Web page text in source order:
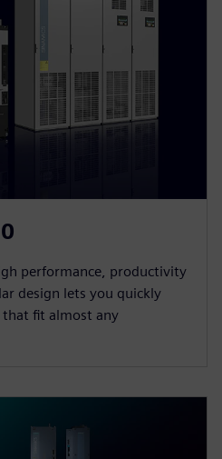
performance, productivity
design lets you quickly
that fit almost any